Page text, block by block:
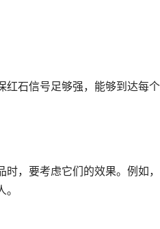
红石信号足够强，能够到达每
时，要考虑它们的效果。例如